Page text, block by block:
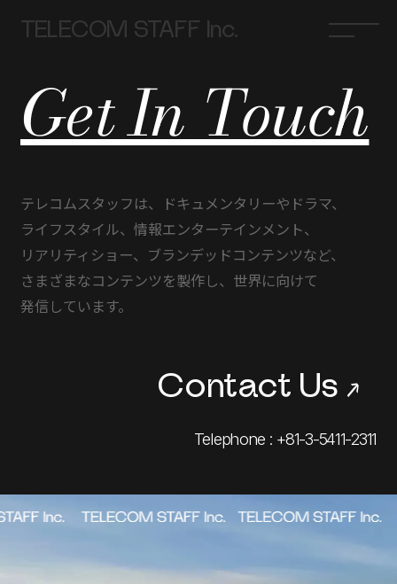
TELECOM STAFF Inc.
Get In Touch
テレコムスタッフは、 ドキュメンタリーや ドラマ、
ライフスタイル、 情報エンターテインメント、
リアリティショー、 ブランデッドコンテンツなど、
さまざまなコンテンツを製作し、 世界に向けて
発信しています。
Contact Us→
Telephone : +81-3-5411-2311